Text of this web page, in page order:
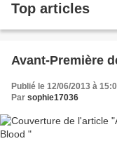
Top articles
Avant-Première
Publié le 12/06/2013 à
Par sophie17036